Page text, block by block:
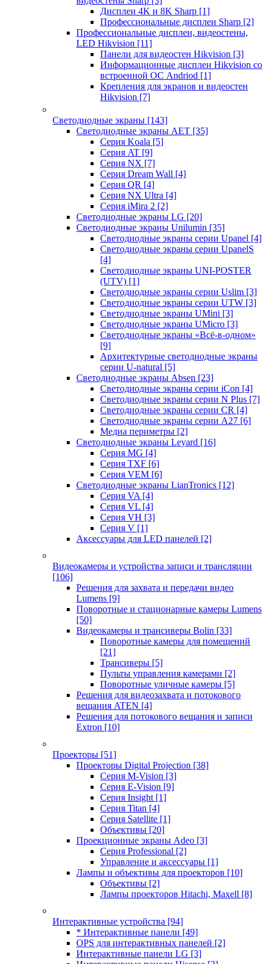
Дисплеи 4K и 8K Sharp [1]
Профессиональные дисплеи Sharp [2]
Профессиональные дисплеи, видеостены,
LED Hikvision [11]
Панели для видеостен Hikvision [3]
Информационные дисплеи Hikvision со
встроенной ОС Andriod [1]
Крепления для экранов и видеостен
Hikvision [7]
Светодиодные экраны [143]
Светодиодные экраны AET [35]
Cерия Koala [5]
Серия AT [9]
Серия NX [7]
Серия Dream Wall [4]
Серия QR [4]
Серия NX Ultra [4]
Серия iMira 2 [2]
Светодиодные экраны LG [20]
Светодиодные экраны Unilumin [35]
Светодиодные экраны серии Upanel [4]
Светодиодные экраны серии UpanelS
[4]
Светодиодные экраны UNI-POSTER
(UTV) [1]
Светодиодные экраны серии Uslim [3]
Светодиодные экраны серии UTW [3]
Светодиодные экраны UMini [3]
Светодиодные экраны UMicro [3]
Светодиодные экраны «Всё-в-одном»
[9]
Архитектурные светодиодные экраны
серии U-natural [5]
Светодиодные экраны Absen [23]
Светодиодные экраны серии iCon [4]
Светодиодные экраны серии N Plus [7]
Светодиодные экраны серии CR [4]
Светодиодные экраны серии А27 [6]
Медиа периметры [2]
Светодиодные экраны Leyard [16]
Серия MG [4]
Серия TXF [6]
Серия VEM [6]
Светодиодные экраны LianTronics [12]
Серия VA [4]
Серия VL [4]
Серия VH [3]
Серия V [1]
Аксессуары для LED панелей [2]
Видеокамеры и устройства записи и трансляции
[106]
Решения для захвата и передачи видео
Lumens [9]
Поворотные и стационарные камеры Lumens
[50]
Видеокамеры и трансиверы Bolin [33]
Поворотные камеры для помещений
[21]
Трансиверы [5]
Пульты управления камерами [2]
Поворотные уличные камеры [5]
Решения для видеозахвата и потокового
вещания ATEN [4]
Решения для потокового вещания и записи
Extron [10]
Проекторы [51]
Проекторы Digital Projection [38]
Серия M-Vision [3]
Серия E-Vision [9]
Серия Insight [1]
Серия Titan [4]
Серия Satellite [1]
Объективы [20]
Проекционные экраны Adeo [3]
Серия Professional [2]
Управление и аксессуары [1]
Лампы и объективы для проекторов [10]
Объективы [2]
Лампы проекторов Hitachi, Maxell [8]
Интерактивные устройства [94]
* Интерактивные панели [49]
OPS для интерактивных панелей [2]
Интерактивные панели LG [3]